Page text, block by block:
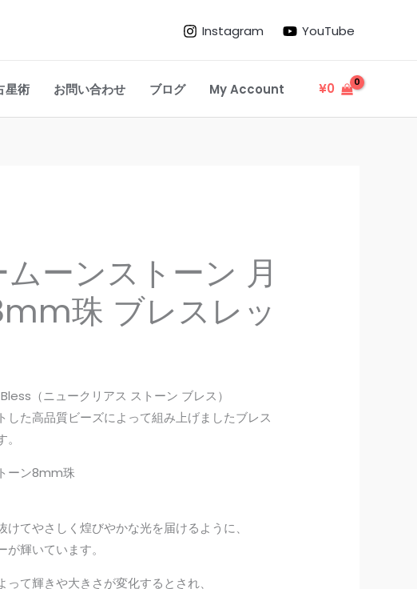
Instagram YouTube
星術 お問い合わせ ブログ My Account ¥0
ーンストーン 月
珠 ブレスレッ
（ニュークリアス ストーン ブレス）
した高品質ビーズによって組み上げましたブレス
ーン8mm珠
けてやさしく煌びやかな光を届けるように、
輝いています。
って輝きや大きさが変化するとされ、
格
帯:
¥11,000
–